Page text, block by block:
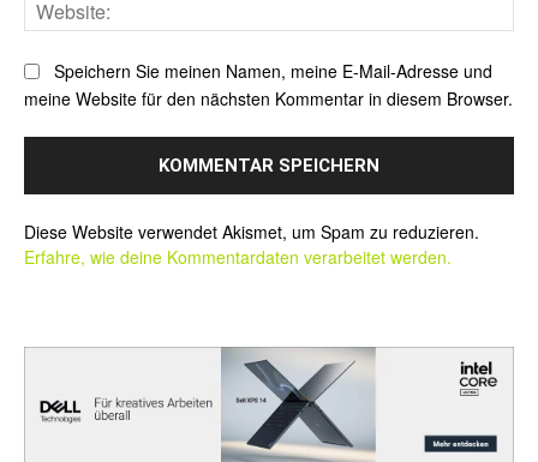
Speichern Sie meinen Namen, meine E-Mail-Adresse und
meine Website für den nächsten Kommentar in diesem Browser.
Diese Website verwendet Akismet, um Spam zu reduzieren.
Erfahre, wie deine Kommentardaten verarbeitet werden.